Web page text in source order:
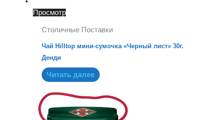
Просмотр
Столичные Поставки
Чай Hilltop мини-сумочка «Черный лист» 30г.
Денди
Читать далее